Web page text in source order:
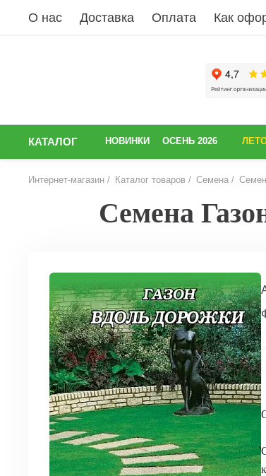
О нас Доставка Оплата Как
КАТАЛОГ НОВИНКИ ОСЕНЬ 2026
Интернет-магазин Каталог товаров Семена
Семена